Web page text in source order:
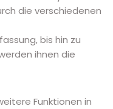
die verschiedenen
bis hin zu
ihnen die
Funktionen in